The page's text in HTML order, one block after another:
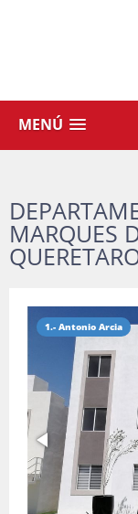
MENÚ
MARQUES
1.- Antonio Arcia